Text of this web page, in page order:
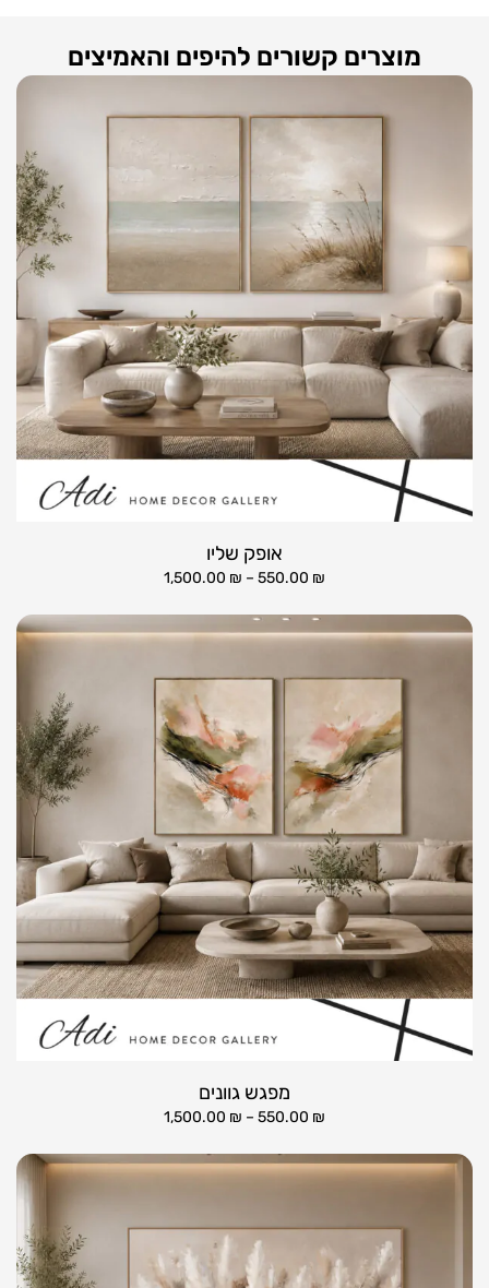
מוצרים קשורים להיפים והאמיצים
אופק שליו
550.00 ₪
–
1,500.00 ₪
מפגש גוונים
550.00 ₪
–
1,500.00 ₪